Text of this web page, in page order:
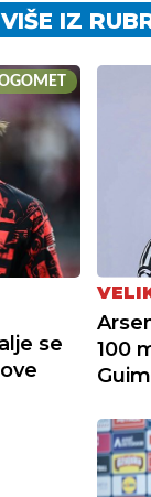
VIŠE IZ
se
100